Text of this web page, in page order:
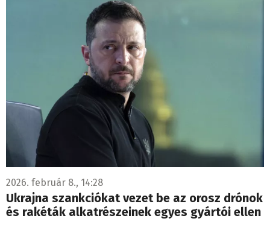
2026. február 8., 14:28
Ukrajna szankciókat vezet be az orosz drónok
és rakéták alkatrészeinek egyes gyártói ellen